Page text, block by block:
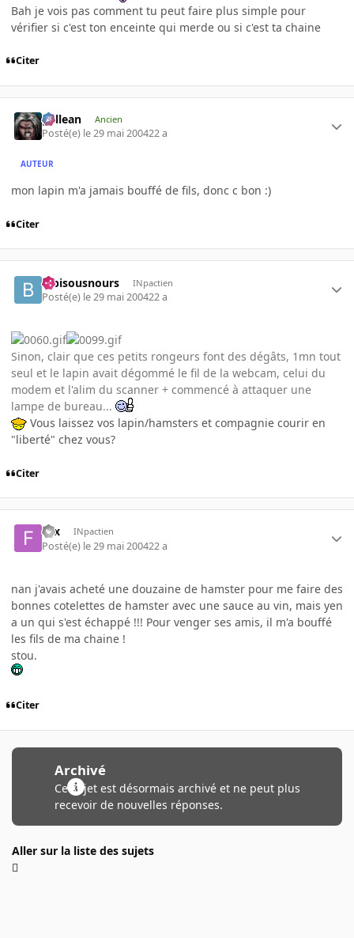
Bah je vois pas comment tu peut faire plus simple pour
vérifier si c'est ton enceinte qui merde ou si c'est ta chaine
Citer
gallean Ancien
Posté(e) le 29 mai 200422 a
AUTEUR
mon lapin m'a jamais bouffé de fils, donc c bon :)
Citer
bibisousnours INpactien
Posté(e) le 29 mai 200422 a
Sinon, clair que ces petits rongeurs font des dégâts, 1mn tout
seul et le lapin avait dégommé le fil de la webcam, celui du
modem et l'alim du scanner + commencé à attaquer une
lampe de bureau...
Vous laissez vos lapin/hamsters et compagnie courir en
"liberté" chez vous?
Citer
fifx INpactien
Posté(e) le 29 mai 200422 a
nan j'avais acheté une douzaine de hamster pour me faire des
bonnes cotelettes de hamster avec une sauce au vin, mais yen
a un qui s'est échappé !!! Pour venger ses amis, il m'a bouffé
les fils de ma chaine !
stou.
Citer
Archivé
Ce sujet est désormais archivé et ne peut plus
recevoir de nouvelles réponses.
Aller sur la liste des sujets